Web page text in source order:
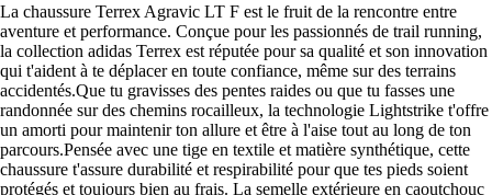
La chaussure Terrex Agravic LT F est le fruit de la rencontre entre
aventure et performance. Conçue pour les passionnés de trail running,
la collection adidas Terrex est réputée pour sa qualité et son innovation
qui t'aident à te déplacer en toute confiance, même sur des terrains
accidentés.Que tu gravisses des pentes raides ou que tu fasses une
randonnée sur des chemins rocailleux, la technologie Lightstrike t'offre
un amorti pour maintenir ton allure et être à l'aise tout au long de ton
parcours.Pensée avec une tige en textile et matière synthétique, cette
chaussure t'assure durabilité et respirabilité pour que tes pieds soient
protégés et toujours bien au frais. La semelle extérieure en caoutchouc